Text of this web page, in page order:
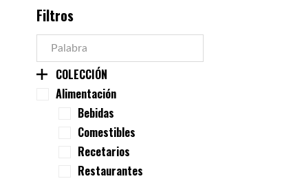
Filtros
COLECCIÓN
Alimentación
Bebidas
Comestibles
Recetarios
Restaurantes